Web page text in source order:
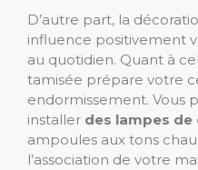
D’autre part, la
influence positivement
au quotidien. Quant à
tamisée prépare votre
endormissement. Vous
installer des lampes de
ampoules aux tons
l’association de votre